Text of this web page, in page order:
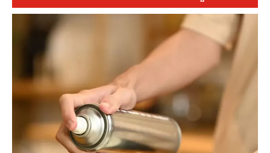
យើងផ្តល់ជូននូវដំណោះស្រាយការបំពេញដ៏ទូលំទូលាយសម្រាប់ផលិតផល
រាប់ចាប់ពីម៉ាស៊ីនបន្សុទ្ធខ្យល់ និងទឹកបាញ់សម្អាតផ្ទះបាយ រហូតដល់
ទឹកអប់ផ្ទាល់ខ្លួន និងថ្នាំបាញ់សក់។ គ្រឿងបរិក្ខារសម្របខ្លួនបានយ៉ាងជាក់
លាក់ទៅនឹង viscosities និងទម្រង់ផ្សេងៗគ្នា ដោយរួមបញ្ចូលគ្នានូវ
ផលិតកម្មដែលមានល្បឿនលឿនជាមួយនឹងសមត្ថភាពផ្លាស់ប្តូរដែល